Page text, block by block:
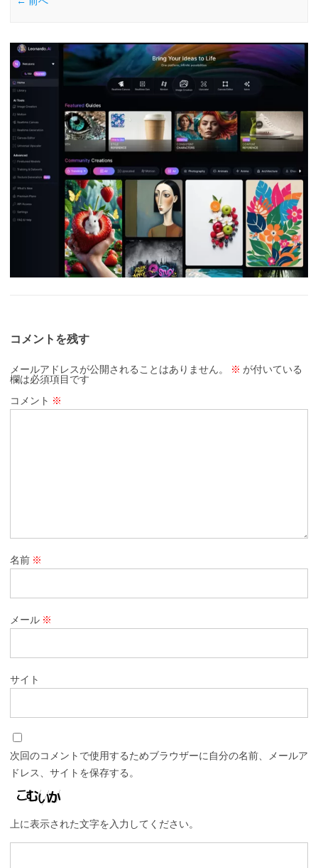
コメントを残す
メールアドレスが公開されることはありません。 ※ が付いている
欄は必須項目です
コメント ※
名前 ※
メール ※
サイト
次回のコメントで使用するためブラウザーに自分の名前、メールア
ドレス、サイトを保存する。
上に表示された文字を入力してください。